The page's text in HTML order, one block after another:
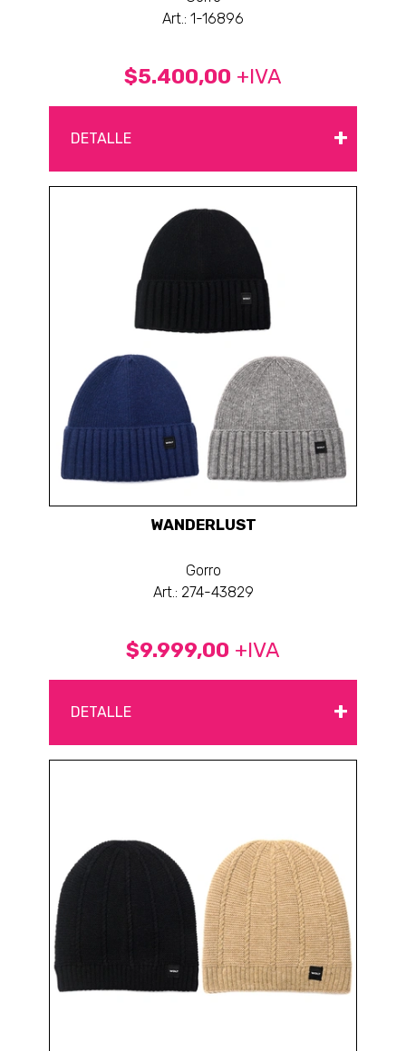
Art.: 1-16896
$5.400,00 +IVA
DETALLE +
WANDERLUST
Gorro
Art.: 274-43829
$9.999,00 +IVA
DETALLE +